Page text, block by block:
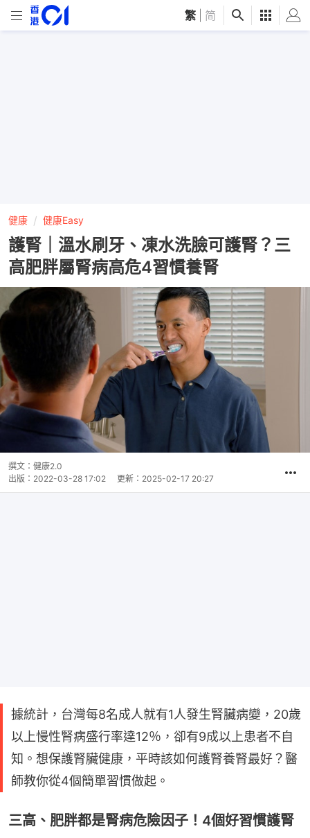
繁 简
健康 健康Easy
護腎｜溫水刷牙、凍水洗臉可護腎？三
高肥胖屬腎病高危4習慣養腎
撰文： 健康2.0
出版： 2022-03-28 17:02 更新： 2025-02-17 20:27
據統計，台灣每8名成人就有1人發生腎臟病變，20歲
以上慢性腎病盛行率達12％，卻有9成以上患者不自
知。想保護腎臟健康，平時該如何護腎養腎最好？醫
師教你從4個簡單習慣做起。
三高、肥胖都是腎病危險因子！4個好習慣護腎